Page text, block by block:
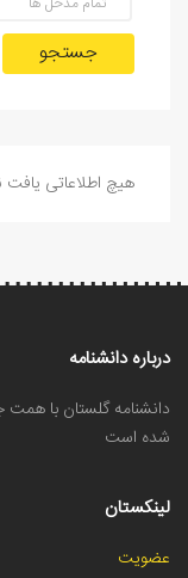
جستجو
هیچ اطلاعاتی
درباره دانشنامه
دانشنامه گلستان با
شده است
لینکستان
عضویت